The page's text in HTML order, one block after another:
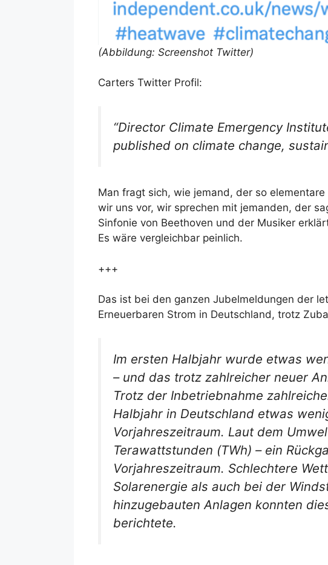
(Abbildung: Screenshot Twitter)
Carters Twitter Profil:
“Director Climate Emergency
published on climate change,
Man fragt sich, wie jemand, der so
wir uns vor, wir sprechen mit jemanden, der
Sinfonie von Beethoven und der Musiker
Es wäre vergleichbar peinlich.
+++
Das ist bei den ganzen Jubelmeldungen der
Erneuerbaren Strom in Deutschland, trotz
Im ersten Halbjahr wurde etwas
– und das trotz zahlreicher neuer
Trotz der Inbetriebnahme
Halbjahr in Deutschland etwas
Vorjahreszeitraum. Laut dem
Terawattstunden (TWh) – ein
Vorjahreszeitraum. Schlechtere
Solarenergie als auch bei der
hinzugebauten Anlagen konnten
berichtete.